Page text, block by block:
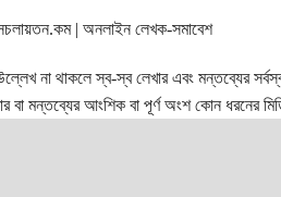
| অনলাইন লেখক-সমাবেশ
না থাকলে স্ব-স্ব লেখার এবং মন্তব্যের
মন্তব্যের আংশিক বা পূর্ণ অংশ কোন ধরনের